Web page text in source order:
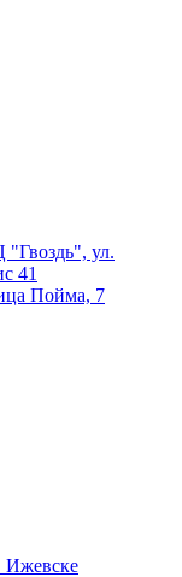
ул.
41
Пойма, 7
Ижевске